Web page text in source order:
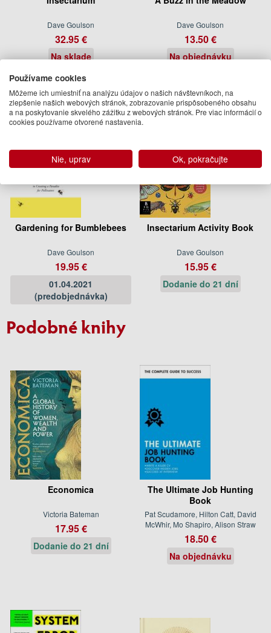
Dave Goulson
32.95 €
Na sklade
Dave Goulson
13.50 €
Na objednávku
Gardening for Bumblebees
Dave Goulson
19.95 €
01.04.2021
(predobjednávka)
Insectarium Activity Book
Dave Goulson
15.95 €
Dodanie do 21 dní
Podobné knihy
Economica
Victoria Bateman
17.95 €
Dodanie do 21 dní
The Ultimate Job Hunting
Book
Pat Scudamore, Hilton Catt, David
McWhir, Mo Shapiro, Alison Straw
18.50 €
Na objednávku
Používame cookies
Môžeme ich umiestniť na analýzu údajov o našich návštevníkoch, na
zlepšenie našich webových stránok, zobrazovanie prispôsobeného obsahu
a na poskytovanie skvelého zážitku z webových stránok. Pre viac informácií o
cookies používame otvorené nastavenia.
Nie, uprav Ok, pokračujte